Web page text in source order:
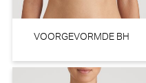
VOORGEVORMDE BH